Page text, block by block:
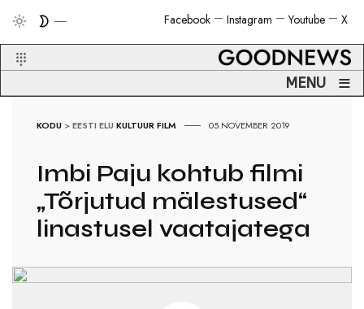
X
Youtube
Instagram
Facebook
MENU ≡
KODU >EESTI ELU KULTUURFILM 05.NOVEMBER 2019
Imbi Paju kohtub filmi
„Tõrjutud mälestused“
linastusel vaatajatega